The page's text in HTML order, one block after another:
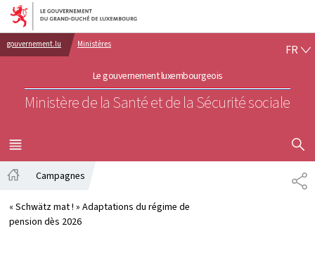
Aller au menu principal
Aller au contenu
gouvernement.lu Ministères
Le gouvernement luxembourgeois
Ministère de la Santé et de la Sécurité sociale
FR
MENU
PRINCIPAL
Campagnes
« Schwätz mat ! » Adaptations du régime de
pension dès 2026